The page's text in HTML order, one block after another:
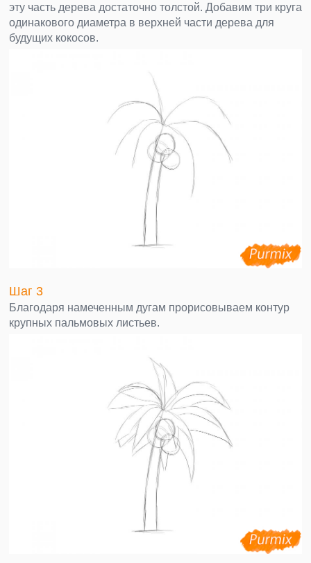
эту часть дерева достаточно толстой. Добавим три круга
одинакового диаметра в верхней части дерева для
будущих кокосов.
Шаг 3
Благодаря намеченным дугам прорисовываем контур
крупных пальмовых листьев.